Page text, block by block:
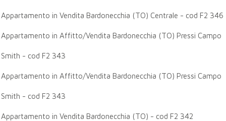
Appartamento in Vendita Bardonecchia (TO) Centrale - cod F2 346
Appartamento in Affitto/Vendita Bardonecchia (TO) Pressi Campo
Smith - cod F2 343
Appartamento in Affitto/Vendita Bardonecchia (TO) Pressi Campo
Smith - cod F2 343
Appartamento in Vendita Bardonecchia (TO) - cod F2 342